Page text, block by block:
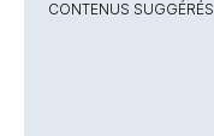
CONTENUS SUGGÉRÉS